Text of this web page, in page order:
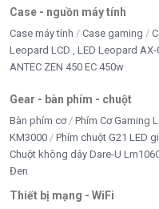
NET GAME
Nguồn PC giá tốt
Nhà Thông Minh
PHỤ KIỆN
RAM MÁY TÍNH
SẠC LAPTOP -
Case - nguồn máy tính
Case máy tính Case gaming
Leopard LCD , LED Leopard AX-
ANTEC ZEN 450 EC 450w
Gear - bàn phím - chuột
Bàn phím cơ Phím Cơ Gaming
KM3000
Phím chuột G21 LED
Chuột không dây Dare-U
Đen
Thiết bị mạng - WiFi